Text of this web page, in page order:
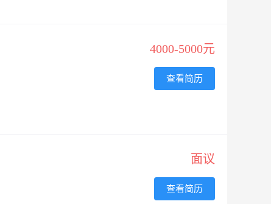
4000-5000元
查看简历
面议
查看简历